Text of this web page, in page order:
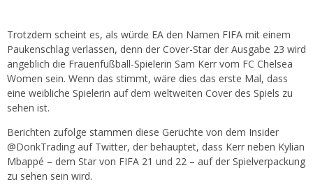
Trotzdem scheint es, als würde EA den Namen FIFA mit einem
Paukenschlag verlassen, denn der Cover-Star der Ausgabe 23 wird
angeblich die Frauenfußball-Spielerin Sam Kerr vom FC Chelsea
Women sein. Wenn das stimmt, wäre dies das erste Mal, dass
eine weibliche Spielerin auf dem weltweiten Cover des Spiels zu
sehen ist.
Berichten zufolge stammen diese Gerüchte von dem Insider
@DonkTrading auf Twitter, der behauptet, dass Kerr neben Kylian
Mbappé – dem Star von FIFA 21 und 22 – auf der Spielverpackung
zu sehen sein wird.